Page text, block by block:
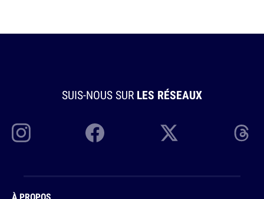
SUIS-NOUS SUR LES RÉSEAUX